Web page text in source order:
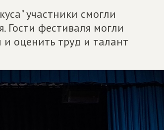
участники смогли
Гости фестиваля могли
оценить труд и талант